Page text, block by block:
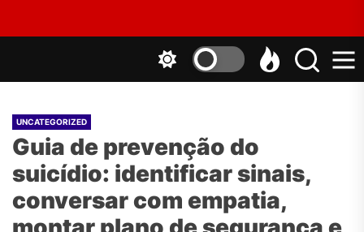
UNCATEGORIZED
Guia de prevenção do
suicídio: identificar sinais,
conversar com empatia,